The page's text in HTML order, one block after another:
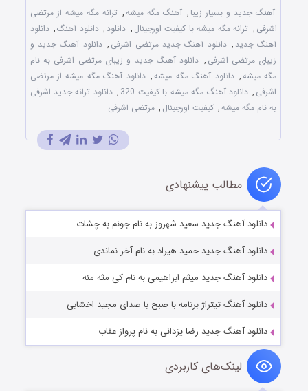
آهنگ جدید و بسیار زیبا , آهنگ مگه میشه, ترانه مگه میشه از مرتضی
اشرفی , ترانه مگه میشه با کیفیت اورجینال , دانلود , دانلود آهنگ, دانلود
آهنگ جدید , دانلود آهنگ جدید مرتضی اشرفی , دانلود آهنگ جدید و
زیبای مرتضی اشرفی , دانلود آهنگ جدید و زیبای مرتضی اشرفی به نام
مگه میشه, دانلود آهنگ مگه میشه, دانلود آهنگ مگه میشه از مرتضی
اشرفی , دانلود آهنگ مگه میشه با کیفیت 320 , دانلود ترانه جدید اشرفی
به نام مگه میشه, کیفیت اورجینال , مرتضی اشرفی
مطالب پیشنهادی
دانلود آهنگ جدید سعید شهروز به نام جونم به چشات
دانلود آهنگ جدید حمید هیراد به نام آخر نماندی
دانلود آهنگ جدید میثم ابراهیمی به نام کی مثه منه
دانلود آهنگ تیتراژ برنامه با صبح با صدای مجید اخشابی
دانلود آهنگ جدید رضا یزدانی به نام پرواز عقاب
لینک‌های کاربردی